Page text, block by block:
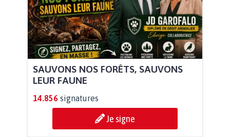
SAUVONS NOS FORÊTS, SAUVONS
LEUR FAUNE
14.856 signatures
Je signe